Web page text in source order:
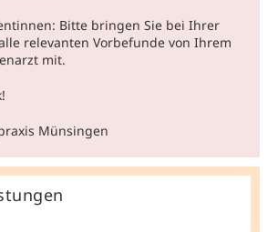
Bitte bringen Sie bei Ihrer
relevanten Vorbefunde von Ihrem
mit.
Münsingen